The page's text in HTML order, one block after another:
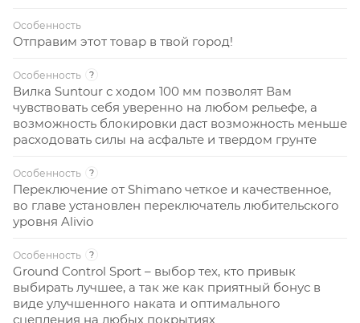
Особенность
Отправим этот товар в твой город!
Особенность ?
Вилка Suntour с ходом 100 мм позволят Вам
чувствовать себя уверенно на любом рельефе, а
возможность блокировки даст возможность меньше
расходовать силы на асфальте и твердом грунте
Особенность ?
Переключение от Shimano четкое и качественное,
во главе установлен переключатель любительского
уровня Alivio
Особенность ?
Ground Control Sport – выбор тех, кто привык
выбирать лучшее, а так же как приятный бонус в
виде улучшенного наката и оптимального
сцепления на любых покрытиях